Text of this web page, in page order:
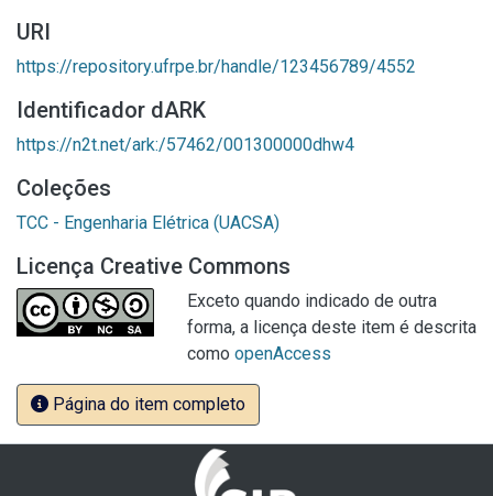
URI
https://repository.ufrpe.br/handle/123456789/4552
Identificador dARK
https://n2t.net/ark:/57462/001300000dhw4
Coleções
TCC - Engenharia Elétrica (UACSA)
Licença Creative Commons
Exceto quando indicado de outra
forma, a licença deste item é descrita
como openAccess
Página do item completo